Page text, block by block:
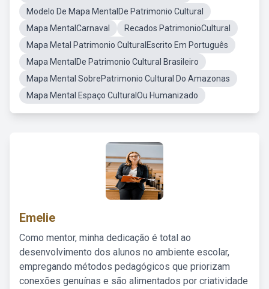
Modelo De Mapa MentalDe Patrimonio Cultural
Mapa MentalCarnaval
Recados PatrimonioCultural
Mapa Metal Patrimonio CulturalEscrito Em Português
Mapa MentalDe Patrimonio Cultural Brasileiro
Mapa Mental SobrePatrimonio Cultural Do Amazonas
Mapa Mental Espaço CulturalOu Humanizado
Emelie
Como mentor, minha dedicação é total ao
desenvolvimento dos alunos no ambiente escolar,
empregando métodos pedagógicos que priorizam
conexões genuínas e são alimentados por criatividade